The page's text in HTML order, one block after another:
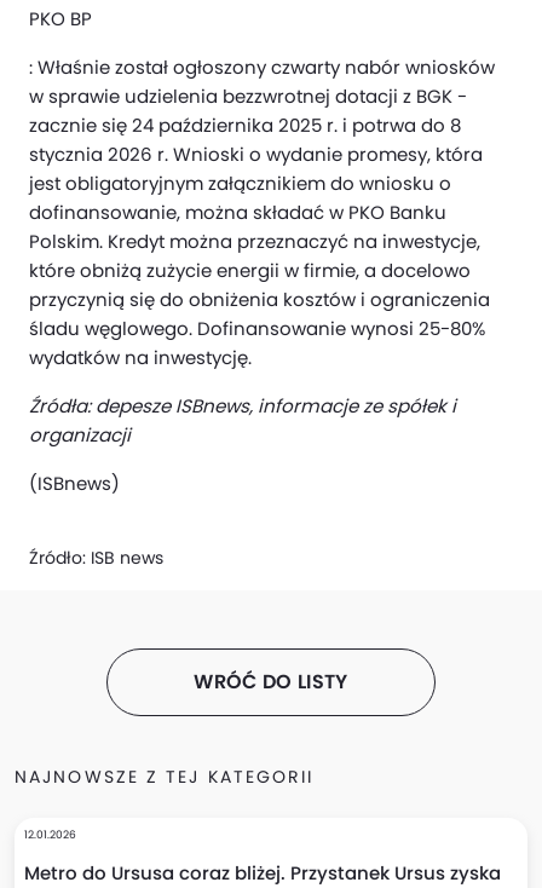
PKO BP
: Właśnie został ogłoszony czwarty nabór wniosków
w sprawie udzielenia bezzwrotnej dotacji z BGK -
zacznie się 24 października 2025 r. i potrwa do 8
stycznia 2026 r. Wnioski o wydanie promesy, która
jest obligatoryjnym załącznikiem do wniosku o
dofinansowanie, można składać w PKO Banku
Polskim. Kredyt można przeznaczyć na inwestycje,
które obniżą zużycie energii w firmie, a docelowo
przyczynią się do obniżenia kosztów i ograniczenia
śladu węglowego. Dofinansowanie wynosi 25-80%
wydatków na inwestycję.
Źródła: depesze ISBnews, informacje ze spółek i
organizacji
(ISBnews)
Źródło: ISB news
WRÓĆ DO LISTY
NAJNOWSZE Z TEJ KATEGORII
12.01.2026
Metro do Ursusa coraz bliżej. Przystanek Ursus zyska